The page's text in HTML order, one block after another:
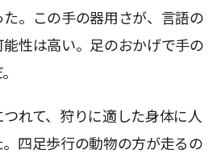
。この手の器用さが、言語の
性は高い。足のおかげで手の
れて、狩りに適した身体に人
四足歩行の動物の方が走るの